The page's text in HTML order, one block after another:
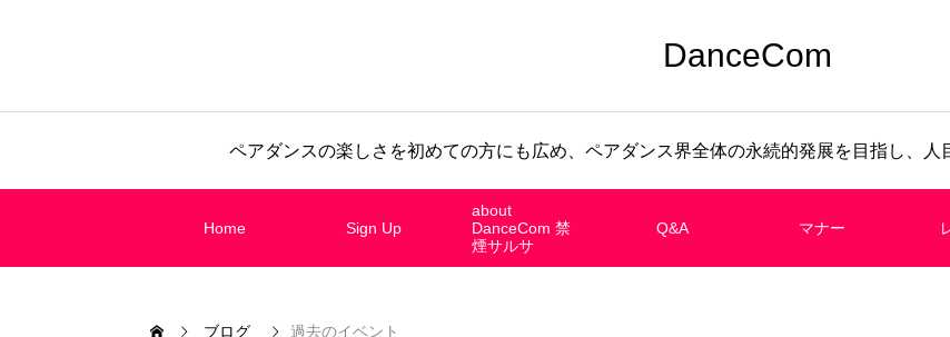
DanceCom
ペアダンスの楽しさを初めての方にも広め、ペアダンス界全体の永続的発展を目指し、
Home Sign Up
about
DanceCom 禁
煙サルサ
Q&A マナー
ブログ 過去のイベント